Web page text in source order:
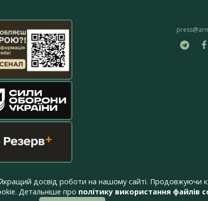
досвід роботи на нашому сайті. Продовжуючи
Детальніше про політику використання файлів